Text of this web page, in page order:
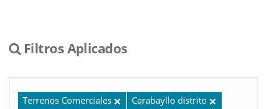
Filtros Aplicados
Terrenos Comerciales Carabayllo distrito